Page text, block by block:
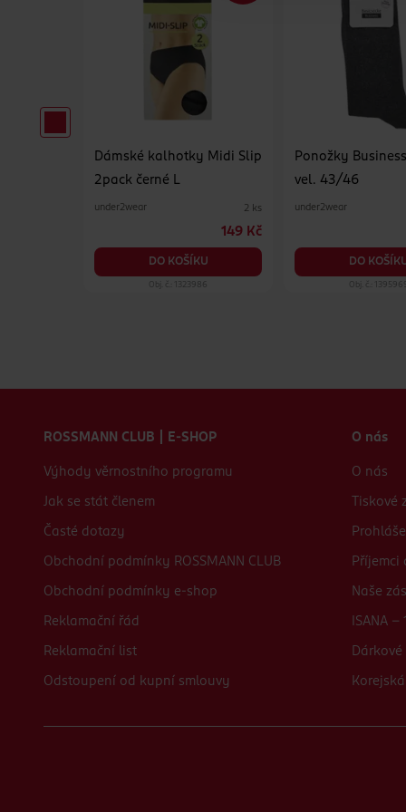
Dámské kalhotky Midi Slip
2pack černé L
under2wear 2 ks
149 Kč
DO KOŠÍKU
Obj. č.: 1323986
Ponožky
vel. 43/46
under2wear
DO
Obj. č.:
ROSSMANN CLUB | E-SHOP
Výhody věrnostního programu
Jak se stát členem
Časté dotazy
Obchodní podmínky ROSSMANN CLUB
Obchodní podmínky e-shop
Reklamační řád
Reklamační list
Odstoupení od kupní smlouvy
O nás
O nás
Tiskové
Příjemci
Naše
ISANA